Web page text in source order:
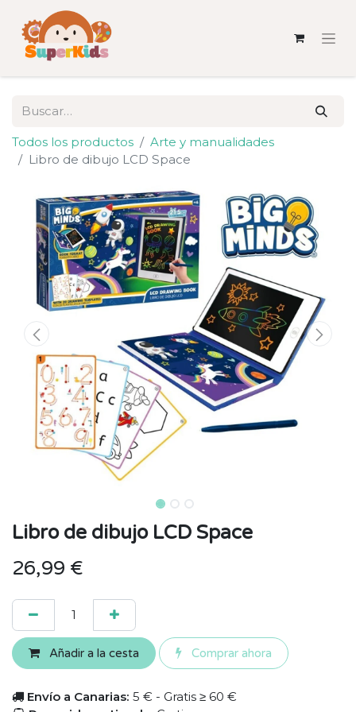
Todos los productos
Arte y manualidades
Libro de dibujo LCD Space
Libro de dibujo LCD Space
26,99 €
Añadir a la cesta Comprar ahora
Envío a Canarias: 5 € - Gratis ≥ 60 €